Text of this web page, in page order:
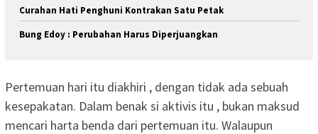
Curahan Hati Penghuni Kontrakan Satu Petak
Bung Edoy : Perubahan Harus Diperjuangkan
Pertemuan hari itu diakhiri , dengan tidak ada sebuah
kesepakatan. Dalam benak si aktivis itu , bukan maksud
mencari harta benda dari pertemuan itu. Walaupun